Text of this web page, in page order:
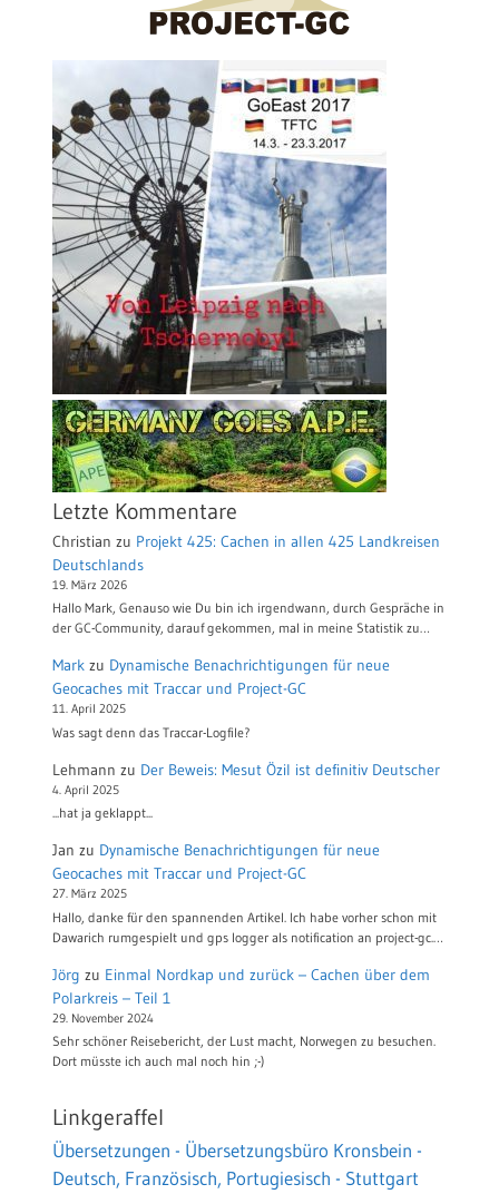
Letzte Kommentare
Christian zu Projekt 425: Cachen in allen 425 Landkreisen
Deutschlands
19. März 2026
Hallo Mark, Genauso wie Du bin ich irgendwann, durch Gespräche in
der GC-Community, darauf gekommen, mal in meine Statistik zu…
Mark zu Dynamische Benachrichtigungen für neue
Geocaches mit Traccar und Project-GC
11. April 2025
Was sagt denn das Traccar-Logfile?
Lehmann zu Der Beweis: Mesut Özil ist definitiv Deutscher
4. April 2025
...hat ja geklappt...
Jan zu Dynamische Benachrichtigungen für neue
Geocaches mit Traccar und Project-GC
27. März 2025
Hallo, danke für den spannenden Artikel. Ich habe vorher schon mit
Dawarich rumgespielt und gps logger als notification an project-gc.…
Jörg zu Einmal Nordkap und zurück – Cachen über dem
Polarkreis – Teil 1
29. November 2024
Sehr schöner Reisebericht, der Lust macht, Norwegen zu besuchen.
Dort müsste ich auch mal noch hin ;-)
Linkgeraffel
Übersetzungen - Übersetzungsbüro Kronsbein -
Deutsch, Französisch, Portugiesisch - Stuttgart